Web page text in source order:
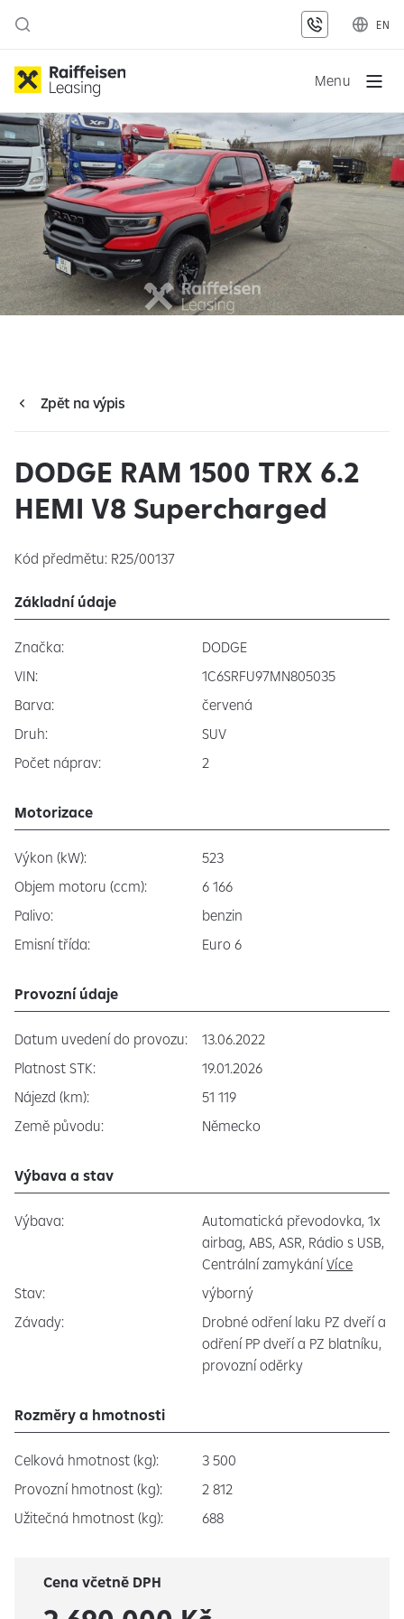
EN
Menu
Zpět na výpis
DODGE RAM 1500 TRX 6.2
HEMI V8 Supercharged
Kód předmětu: R25/00137
Základní údaje
Značka:
DODGE
VIN:
1C6SRFU97MN805035
Barva:
červená
Druh:
SUV
Počet náprav:
2
Motorizace
Výkon (kW):
523
Objem motoru (ccm):
6 166
Palivo:
benzin
Emisní třída:
Euro 6
Provozní údaje
Datum uvedení do provozu:
13.06.2022
Platnost STK:
19.01.2026
Nájezd (km):
51 119
Země původu:
Německo
Výbava a stav
Výbava:
Automatická převodovka, 1x
airbag, ABS, ASR, Rádio s USB,
Centrální zamykáníVíce
Stav:
výborný
Závady:
Drobné odření laku PZ dveří a
odření PP dveří a PZ blatníku,
provozní oděrky
Rozměry a hmotnosti
Celková hmotnost (kg):
3 500
Provozní hmotnost (kg):
2 812
Užitečná hmotnost (kg):
688
Cena včetně DPH